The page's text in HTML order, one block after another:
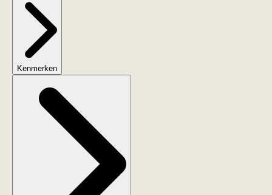
Kenmerken